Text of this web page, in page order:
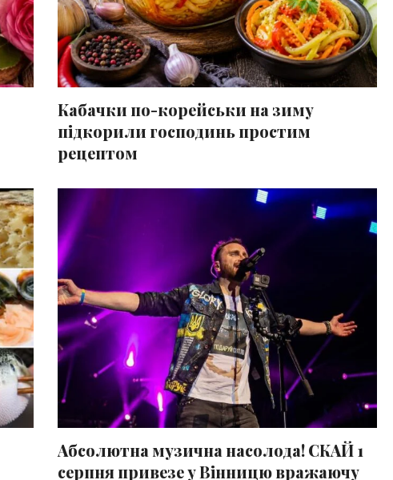
Кабачки по-корейськи на зиму
підкорили господинь простим
рецептом
Абсолютна музична насолода! СКАЙ 1
серпня привезе у Вінницю вражаючу